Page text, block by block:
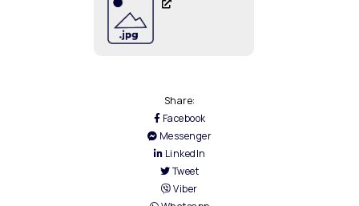
Share:
Facebook
Messenger
LinkedIn
Tweet
Viber